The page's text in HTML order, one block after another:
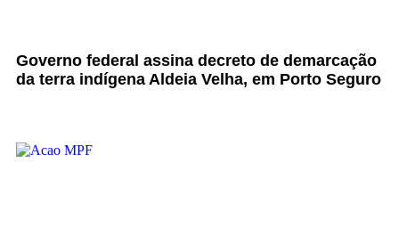
Governo federal assina decreto de demarcação
da terra indígena Aldeia Velha, em Porto Seguro